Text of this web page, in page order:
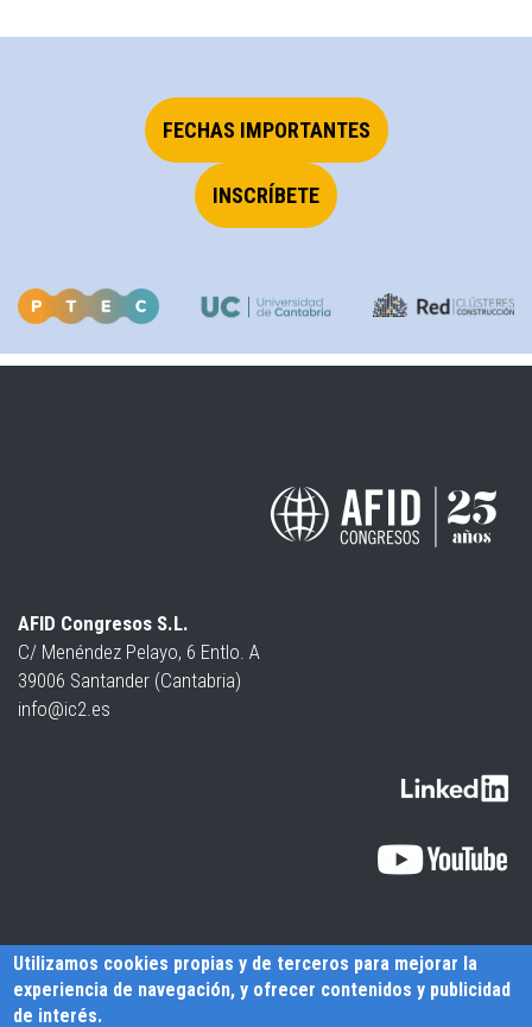
FECHAS IMPORTANTES
INSCRÍBETE
AFID Congresos S.L.
C/ Menéndez Pelayo, 6 Entlo. A
39006 Santander (Cantabria)
info@ic2.es
Utilizamos cookies propias y de terceros para mejorar la
experiencia de navegación, y ofrecer contenidos y publicidad
de interés.